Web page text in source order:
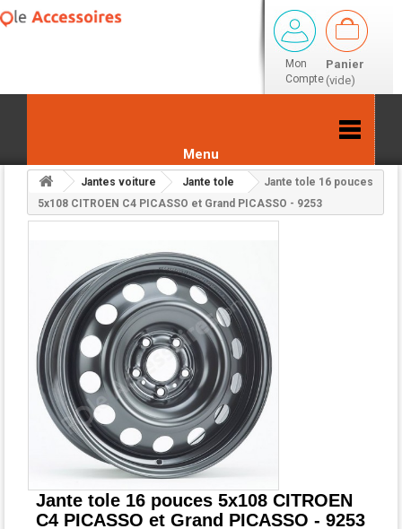
Mon
Compte
Panier
(vide)
Menu
Jantes voiture Jante tole
Jante tole 16 pouces
5x108 CITROEN C4 PICASSO et Grand PICASSO - 9253
Retour aux résultats
Jante tole 16 pouces 5x108 CITROEN
C4 PICASSO et Grand PICASSO - 9253